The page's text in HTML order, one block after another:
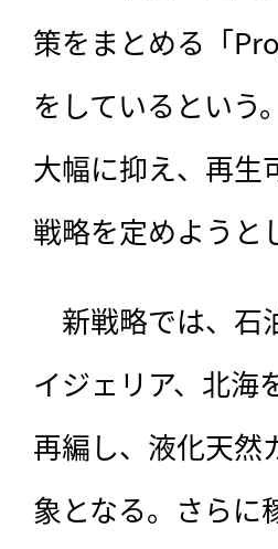
策をまとめる「
をしているという
大幅に抑え、再生
戦略を定めようと
新戦略では、石
イジェリア、北海
再編し、液化天然
象となる。さらに